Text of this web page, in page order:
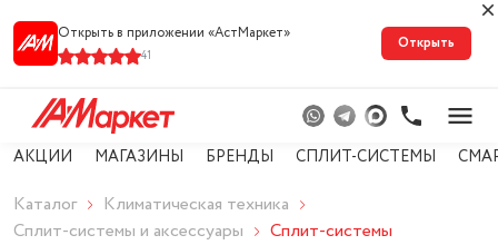
Открыть в приложении «АстМарке‪т‬»
41
Открыть
АКЦИИ МАГАЗИНЫ БРЕНДЫ СПЛИТ-СИСТЕМЫ
Каталог
Климатическая техника
Сплит-системы и аксессуары
Сплит-системы